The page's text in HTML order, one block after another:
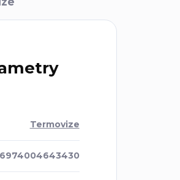
Termovize
6974004643430